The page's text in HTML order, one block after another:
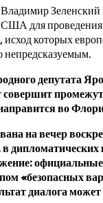
Зеленский
для проведения
которых
депутата
совершит
во
на вечер
«безопасных
диалога